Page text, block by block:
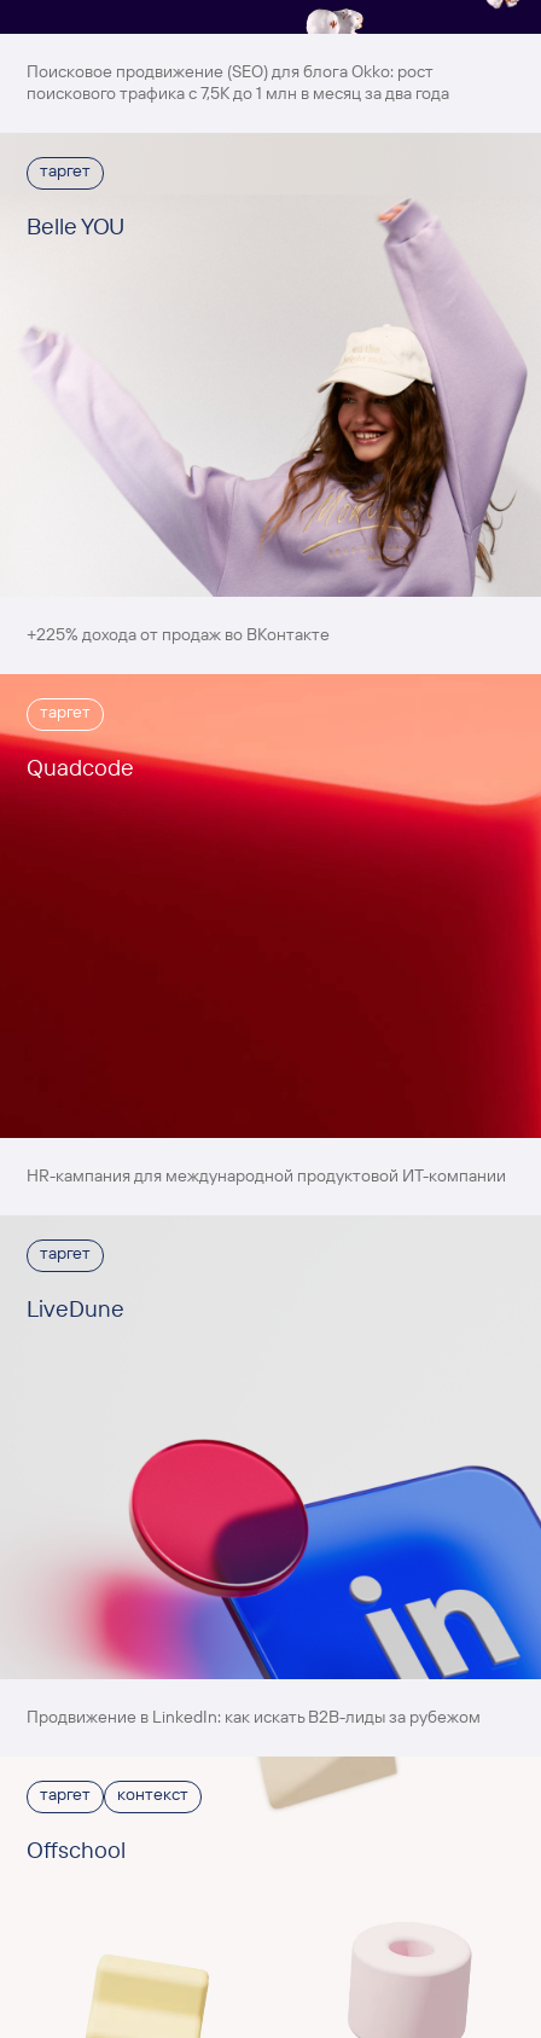
Поисковое продвижение (SEO) для блога Okko: рост
поискового трафика c 7,5К до 1 млн в месяц за два года
таргет
Belle YOU
+225% дохода от продаж во ВКонтакте
таргет
Quadcode
HR-кампания для международной продуктовой ИТ-компании
таргет
LiveDune
Продвижение в LinkedIn: как искать B2B-лиды за рубежом
таргет контекст
Offschool